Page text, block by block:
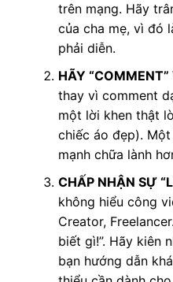
trên mạng. Hãy
của cha mẹ, vì đó
phải diễn.
HÃY
thay vì comment
một lời khen thật
chiếc áo đẹp).
mạnh chữa lành
CHẤP NHẬN SỰ
không hiểu công
Creator,
biết gì!”. Hãy kiên
bạn hướng dẫn